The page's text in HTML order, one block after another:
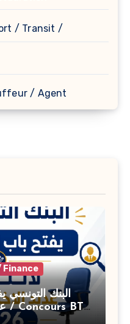
/ Transit /
/ Agent
Finance
البنك التونسي